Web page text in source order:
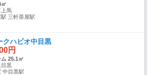
上馬
三軒茶屋駅
クハビオ中目黒
円
25.1㎡
目黒
中目黒駅